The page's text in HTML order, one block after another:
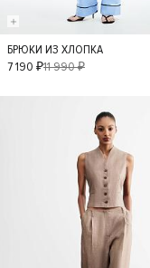
XS S
БРЮКИ ИЗ ХЛОПКА
7 190 ₽11 990 ₽